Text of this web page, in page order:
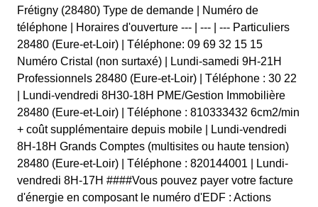
Frétigny (28480) Type de demande | Numéro de
téléphone | Horaires d'ouverture --- | --- | --- Particuliers
28480 (Eure-et-Loir) | Téléphone: 09 69 32 15 15
Numéro Cristal (non surtaxé) | Lundi-samedi 9H-21H
Professionnels 28480 (Eure-et-Loir) | Téléphone : 30 22
| Lundi-vendredi 8H30-18H PME/Gestion Immobilière
28480 (Eure-et-Loir) | Téléphone : 810333432 6cm2/min
+ coût supplémentaire depuis mobile | Lundi-vendredi
8H-18H Grands Comptes (multisites ou haute tension)
28480 (Eure-et-Loir) | Téléphone : 820144001 | Lundi-
vendredi 8H-17H ####Vous pouvez payer votre facture
d'énergie en composant le numéro d'EDF : Actions